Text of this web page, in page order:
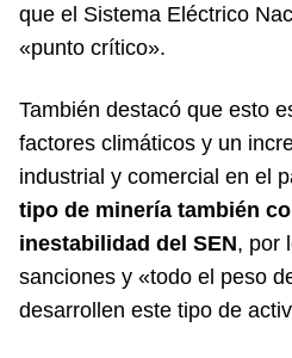
que el Sistema Eléctrico
«punto crítico».
También destacó que esto
factores climáticos y un
industrial y comercial en el
tipo de minería también
inestabilidad del SEN, por
sanciones y «todo el peso
desarrollen este tipo de